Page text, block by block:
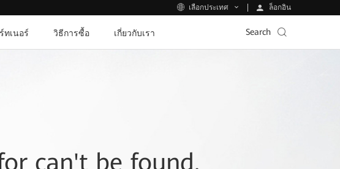
เลือกประเทศ ล็อกอิน
ทเนอร์ วิธีการซื้อ เกี่ยวกับเรา Search
can't be found.